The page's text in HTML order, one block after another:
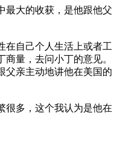
大的收获，是他跟他父
自己个人生活上或者工
量，去问小丁的意见。
父亲主动地讲他在美国的
多，这个我认为是他在